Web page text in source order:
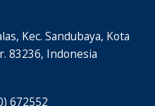
Kec. Sandubaya, Kota
83236, Indonesia
672552